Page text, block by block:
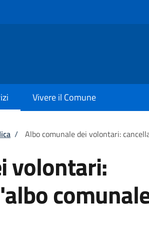
Vivere il Comune
/ Albo comunale dei volontari:
volontari: